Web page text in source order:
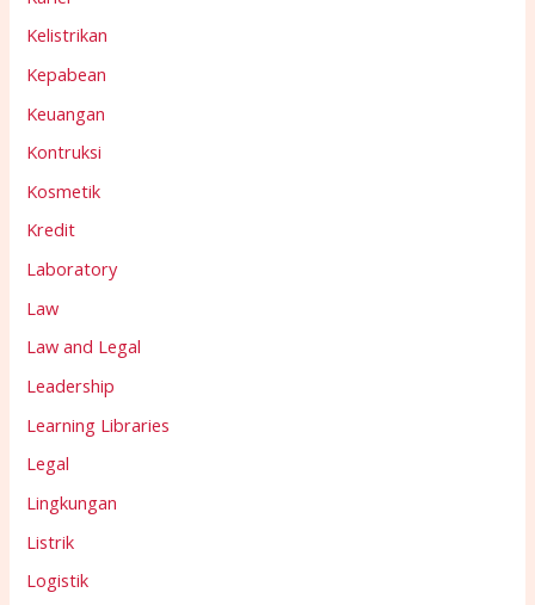
Kelistrikan
Kepabean
Keuangan
Kontruksi
Kosmetik
Kredit
Laboratory
Law
Law and Legal
Leadership
Learning Libraries
Legal
Lingkungan
Listrik
Logistik